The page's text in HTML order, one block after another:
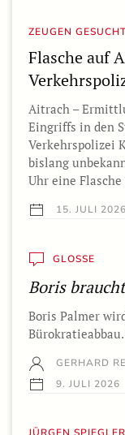
ZEUGEN
Flasche auf
Aitrach –
Eingriffs in den
Verkehrspolizei
bislang
Uhr eine
15. JULI 2026
GLOSSE
Boris
Boris Palmer
GERHARD
9. JULI 2026